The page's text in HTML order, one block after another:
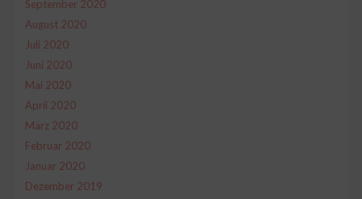
September 2020
August 2020
Juli 2020
Juni 2020
Mai 2020
April 2020
März 2020
Februar 2020
Januar 2020
Dezember 2019